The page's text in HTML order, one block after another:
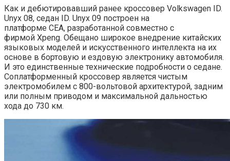
Как и дебютировавший ранее кроссовер Volkswagen ID.
Unyx 08, седан ID. Unyx 09 построен на
платформе CEA, разработанной совместно с
фирмой Xpeng. Обещано широкое внедрение китайских
языковых моделей и искусственного интеллекта на их
основе в бортовую и ездовую электронику автомобиля.
И это единственные технические подробности о седане.
Соплатформенный кроссовер является чистым
электромобилем с 800-вольтовой архитектурой, задним
или полным приводом и максимальной дальностью
хода до 730 км.